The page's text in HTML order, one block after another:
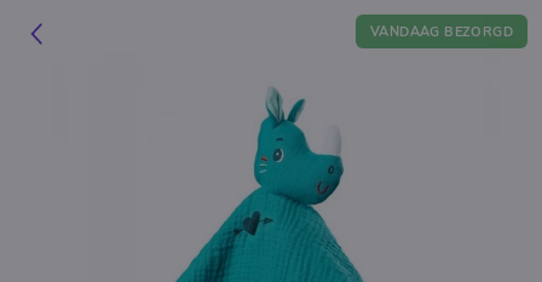
VANDAAG BEZORGD